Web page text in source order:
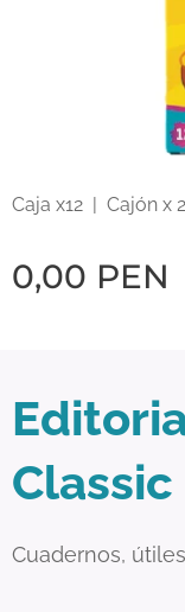
Caja x12 | Cajón x
0,00 PEN
Classic
Cuadernos,